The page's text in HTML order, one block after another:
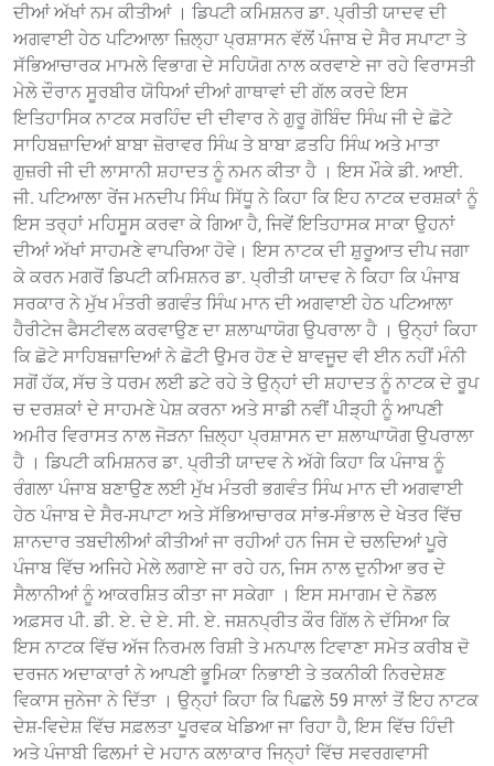
ਦੀਆਂ ਅੱਖਾਂ ਨਮ ਕੀਤੀਆਂ । ਡਿਪਟੀ ਕਮਿਸ਼ਨਰ ਡਾ. ਪ੍ਰੀਤੀ ਯਾਦਵ ਦੀ
ਅਗਵਾਈ ਹੇਠ ਪਟਿਆਲਾ ਜ਼ਿਲ੍ਹਾ ਪ੍ਰਸ਼ਾਸਨ ਵੱਲੋਂ ਪੰਜਾਬ ਦੇ ਸੈਰ ਸਪਾਟਾ ਤੇ
ਸੱਭਿਆਚਾਰਕ ਮਾਮਲੇ ਵਿਭਾਗ ਦੇ ਸਹਿਯੋਗ ਨਾਲ ਕਰਵਾਏ ਜਾ ਰਹੇ ਵਿਰਾਸਤੀ
ਮੇਲੇ ਦੌਰਾਨ ਸੂਰਬੀਰ ਯੋਧਿਆਂ ਦੀਆਂ ਗਾਥਾਵਾਂ ਦੀ ਗੱਲ ਕਰਦੇ ਇਸ
ਇਤਿਹਾਸਿਕ ਨਾਟਕ ਸਰਹਿੰਦ ਦੀ ਦੀਵਾਰ ਨੇ ਗੁਰੂ ਗੋਬਿੰਦ ਸਿੰਘ ਜੀ ਦੇ ਛੋਟੇ
ਸਾਹਿਬਜ਼ਾਦਿਆਂ ਬਾਬਾ ਜ਼ੋਰਾਵਰ ਸਿੰਘ ਤੇ ਬਾਬਾ ਫ਼ਤਹਿ ਸਿੰਘ ਅਤੇ ਮਾਤਾ
ਗੁਜ਼ਰੀ ਜੀ ਦੀ ਲਾਸਾਨੀ ਸ਼ਹਾਦਤ ਨੂੰ ਨਮਨ ਕੀਤਾ ਹੈ । ਇਸ ਮੌਕੇ ਡੀ. ਆਈ.
ਜੀ. ਪਟਿਆਲਾ ਰੇਂਜ ਮਨਦੀਪ ਸਿੰਘ ਸਿੱਧੂ ਨੇ ਕਿਹਾ ਕਿ ਇਹ ਨਾਟਕ ਦਰਸ਼ਕਾਂ ਨੂੰ
ਇਸ ਤਰ੍ਹਾਂ ਮਹਿਸੂਸ ਕਰਵਾ ਕੇ ਗਿਆ ਹੈ, ਜਿਵੇਂ ਇਤਿਹਾਸਕ ਸਾਕਾ ਉਹਨਾਂ
ਦੀਆਂ ਅੱਖਾਂ ਸਾਹਮਣੇ ਵਾਪਰਿਆ ਹੋਵੇ। ਇਸ ਨਾਟਕ ਦੀ ਸ਼ੁਰੂਆਤ ਦੀਪ ਜਗਾ
ਕੇ ਕਰਨ ਮਗਰੋਂ ਡਿਪਟੀ ਕਮਿਸ਼ਨਰ ਡਾ. ਪ੍ਰੀਤੀ ਯਾਦਵ ਨੇ ਕਿਹਾ ਕਿ ਪੰਜਾਬ
ਸਰਕਾਰ ਨੇ ਮੁੱਖ ਮੰਤਰੀ ਭਗਵੰਤ ਸਿੰਘ ਮਾਨ ਦੀ ਅਗਵਾਈ ਹੇਠ ਪਟਿਆਲਾ
ਹੈਰੀਟੇਜ ਫੈਸਟੀਵਲ ਕਰਵਾਉਣ ਦਾ ਸ਼ਲਾਘਾਯੋਗ ਉਪਰਾਲਾ ਹੈ । ਉਨ੍ਹਾਂ ਕਿਹਾ
ਕਿ ਛੋਟੇ ਸਾਹਿਬਜ਼ਾਦਿਆਂ ਨੇ ਛੋਟੀ ਉਮਰ ਹੋਣ ਦੇ ਬਾਵਜੂਦ ਵੀ ਈਨ ਨਹੀਂ ਮੰਨੀ
ਸਗੋਂ ਹੱਕ, ਸੱਚ ਤੇ ਧਰਮ ਲਈ ਡਟੇ ਰਹੇ ਤੇ ਉਨ੍ਹਾਂ ਦੀ ਸ਼ਹਾਦਤ ਨੂੰ ਨਾਟਕ ਦੇ ਰੂਪ
ਚ ਦਰਸ਼ਕਾਂ ਦੇ ਸਾਹਮਣੇ ਪੇਸ਼ ਕਰਨਾ ਅਤੇ ਸਾਡੀ ਨਵੀਂ ਪੀੜ੍ਹੀ ਨੂੰ ਆਪਣੀ
ਅਮੀਰ ਵਿਰਾਸਤ ਨਾਲ ਜੋੜਨਾ ਜ਼ਿਲ੍ਹਾ ਪ੍ਰਸ਼ਾਸਨ ਦਾ ਸ਼ਲਾਘਾਯੋਗ ਉਪਰਾਲਾ
ਹੈ । ਡਿਪਟੀ ਕਮਿਸ਼ਨਰ ਡਾ. ਪ੍ਰੀਤੀ ਯਾਦਵ ਨੇ ਅੱਗੇ ਕਿਹਾ ਕਿ ਪੰਜਾਬ ਨੂੰ
ਰੰਗਲਾ ਪੰਜਾਬ ਬਣਾਉਣ ਲਈ ਮੁੱਖ ਮੰਤਰੀ ਭਗਵੰਤ ਸਿੰਘ ਮਾਨ ਦੀ ਅਗਵਾਈ
ਹੇਠ ਪੰਜਾਬ ਦੇ ਸੈਰ-ਸਪਾਟਾ ਅਤੇ ਸੱਭਿਆਚਾਰਕ ਸਾਂਭ-ਸੰਭਾਲ ਦੇ ਖੇਤਰ ਵਿੱਚ
ਸ਼ਾਨਦਾਰ ਤਬਦੀਲੀਆਂ ਕੀਤੀਆਂ ਜਾ ਰਹੀਆਂ ਹਨ ਜਿਸ ਦੇ ਚਲਦਿਆਂ ਪੂਰੇ
ਪੰਜਾਬ ਵਿੱਚ ਅਜਿਹੇ ਮੇਲੇ ਲਗਾਏ ਜਾ ਰਹੇ ਹਨ, ਜਿਸ ਨਾਲ ਦੁਨੀਆ ਭਰ ਦੇ
ਸੈਲਾਨੀਆਂ ਨੂੰ ਆਕਰਸ਼ਿਤ ਕੀਤਾ ਜਾ ਸਕੇਗਾ । ਇਸ ਸਮਾਗਮ ਦੇ ਨੋਡਲ
ਅਫ਼ਸਰ ਪੀ. ਡੀ. ਏ. ਦੇ ਏ. ਸੀ. ਏ. ਜਸ਼ਨਪ੍ਰੀਤ ਕੌਰ ਗਿੱਲ ਨੇ ਦੱਸਿਆ ਕਿ
ਇਸ ਨਾਟਕ ਵਿੱਚ ਅੱਜ ਨਿਰਮਲ ਰਿਸ਼ੀ ਤੇ ਮਨਪਾਲ ਟਿਵਾਣਾ ਸਮੇਤ ਕਰੀਬ ਦੋ
ਦਰਜਨ ਅਦਾਕਾਰਾਂ ਨੇ ਆਪਣੀ ਭੂਮਿਕਾ ਨਿਭਾਈ ਤੇ ਤਕਨੀਕੀ ਨਿਰਦੇਸ਼ਣ
ਵਿਕਾਸ ਜੁਨੇਜਾ ਨੇ ਦਿੱਤਾ । ਉਨ੍ਹਾਂ ਕਿਹਾ ਕਿ ਪਿਛਲੇ 59 ਸਾਲਾਂ ਤੋਂ ਇਹ ਨਾਟਕ
ਦੇਸ਼-ਵਿਦੇਸ਼ ਵਿੱਚ ਸਫ਼ਲਤਾ ਪੂਰਵਕ ਖੇਡਿਆ ਜਾ ਰਿਹਾ ਹੈ, ਇਸ ਵਿੱਚ ਹਿੰਦੀ
ਅਤੇ ਪੰਜਾਬੀ ਫਿਲਮਾਂ ਦੇ ਮਹਾਨ ਕਲਾਕਾਰ ਜਿਨ੍ਹਾਂ ਵਿੱਚ ਸਵਰਗਵਾਸੀ